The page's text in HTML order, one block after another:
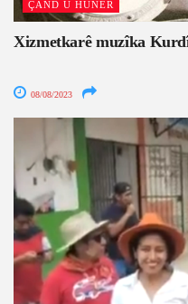
ÇAND Û HUNER
Xizmetkarê muzîka
08/08/2023